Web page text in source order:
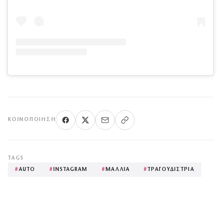
ΚΟΙΝΟΠΟΊΗΣΗ
TAGS
#AUTO # INSTAGRAM # ΜΑΛΛΙΑ # ΤΡΑΓΟΥΔΙΣΤΡΙΑ